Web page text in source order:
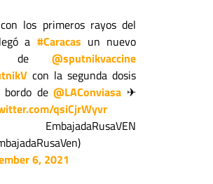
los primeros rayos del
a #Caracas un nuevo
de @sputnikvaccine
con la segunda dosis
bordo de@LAConviasa ✈
qsiCjrWyvr
6, 2021